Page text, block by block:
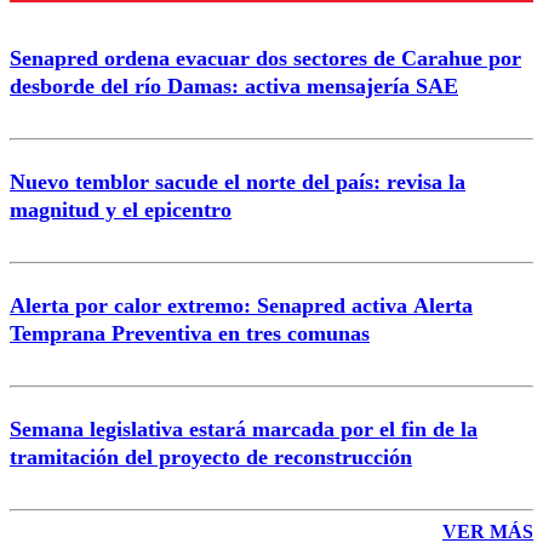
Senapred ordena evacuar dos sectores de Carahue por
desborde del río Damas: activa mensajería SAE
Nuevo temblor sacude el norte del país: revisa la
magnitud y el epicentro
Alerta por calor extremo: Senapred activa Alerta
Temprana Preventiva en tres comunas
Semana legislativa estará marcada por el fin de la
tramitación del proyecto de reconstrucción
VER MÁS